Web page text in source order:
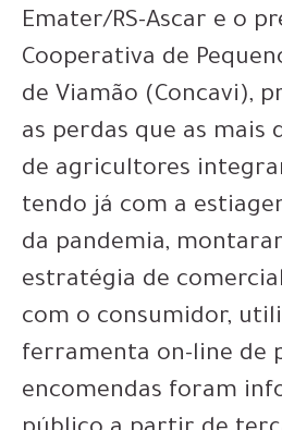
Emater/RS-Ascar e o
Cooperativa de
de Viamão (Concavi),
as perdas que as mais
de agricultores
tendo já com a
da pandemia,
estratégia de
com o consumidor,
ferramenta on-line de
encomendas foram